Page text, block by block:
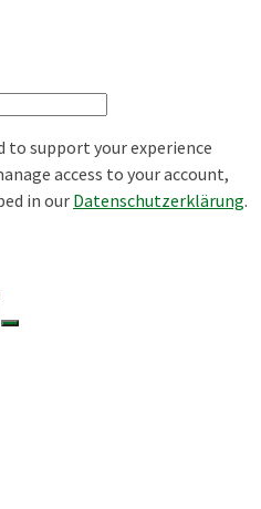
to support your experience
access to your account,
in our Datenschutzerklärung.